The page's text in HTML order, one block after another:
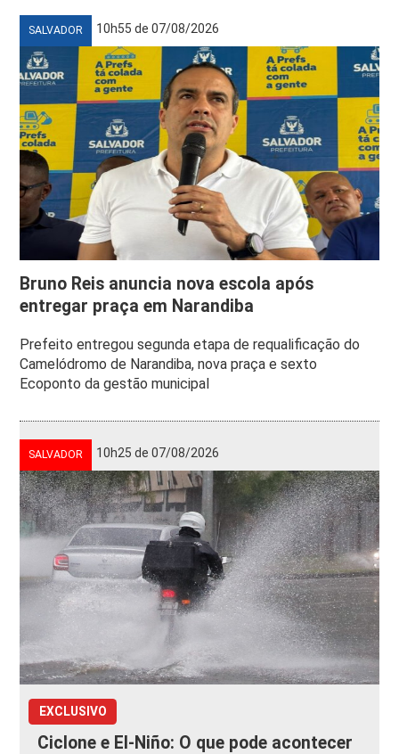
SALVADOR 10h55 de 07/08/2026
Bruno Reis anuncia nova escola após
entregar praça em Narandiba
Prefeito entregou segunda etapa de requalificação do
Camelódromo de Narandiba, nova praça e sexto
Ecoponto da gestão municipal
SALVADOR 10h25 de 07/08/2026
EXCLUSIVO
Ciclone e El-Niño: O que pode acontecer